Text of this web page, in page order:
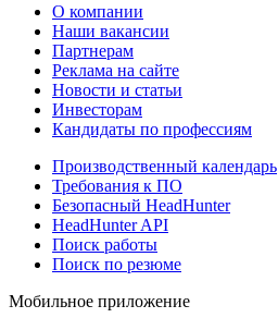
О компании
Наши вакансии
Партнерам
Реклама на сайте
Новости и статьи
Инвесторам
Кандидаты по профессиям
Производственный календарь
Требования к ПО
Безопасный HeadHunter
HeadHunter API
Поиск работы
Поиск по резюме
Мобильное приложение